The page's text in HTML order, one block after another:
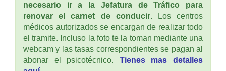
necesario ir a la Jefatura de Tráfico para
renovar el carnet de conducir. Los centros
médicos autorizados se encargan de realizar todo
el tramite. Incluso la foto te la toman mediante una
webcam y las tasas correspondientes se pagan al
abonar el psicotécnico. Tienes mas detalles